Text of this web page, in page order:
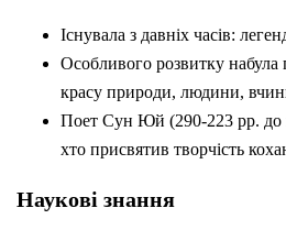
Існувала з давніх часів:
Особливого розвитку набула
красу природи, людини,
Поет Сун Юй (290-223 рр. до
хто присвятив творчість
Наукові знання